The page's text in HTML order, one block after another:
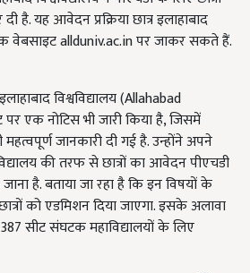
है. यह आवेदन प्रक्रिया छात्र इलाहाबाद
वेबसाइट allduniv.ac.in पर जाकर सकते हैं.
विश्वविद्यालय (Allahabad
एक नोटिस भी जारी किया है, जिसमें
जानकारी दी गई है. उन्होंने अपने
की तरफ से छात्रों का आवेदन पीएचडी
है. बताया जा रहा है कि इन विषयों के
को एडमिशन दिया जाएगा. इसके अलावा
सीट संघटक महाविद्यालयों के लिए